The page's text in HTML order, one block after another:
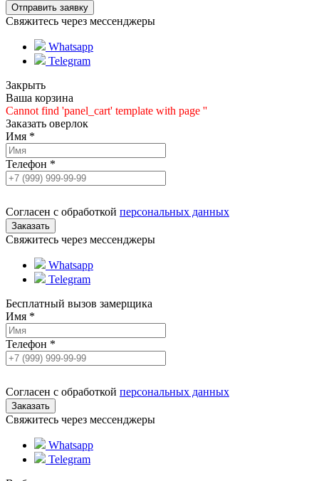
Свяжитесь через мессенджеры
Whatsapp
Telegram
Закрыть
Ваша корзина
Cannot find 'panel_cart' template with page ''
Заказать оверлок
Имя *
Телефон *
Согласен с обработкой персональных данных
Свяжитесь через мессенджеры
Whatsapp
Telegram
Бесплатный вызов замерщика
Имя *
Телефон *
Согласен с обработкой персональных данных
Свяжитесь через мессенджеры
Whatsapp
Telegram